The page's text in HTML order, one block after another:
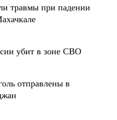
травмы при падении
убит в зоне СВО
отправлены в